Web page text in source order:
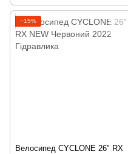
−15%
Велосипед CYCLONE 26" RX